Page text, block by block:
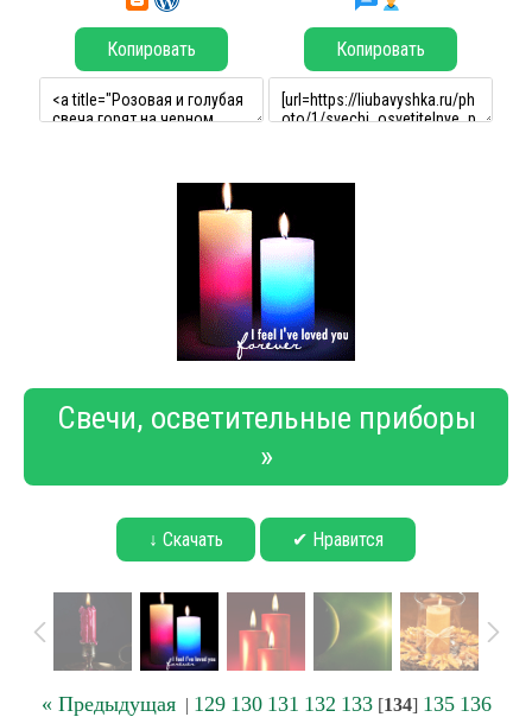
Копировать Копировать
Свечи, осветительные приборы
»
↓ Скачать ✔ Нравится
« Предыдущая| 129 130 131 132 133[134] 135 136